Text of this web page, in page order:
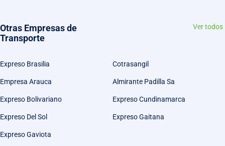
Otras Empresas de
Transporte
Ver todos
Expreso Brasilia Cotrasangil
Empresa Arauca Almirante Padilla Sa
Expreso Bolivariano Expreso Cundinamarca
Expreso Del Sol Expreso Gaitana
Expreso Gaviota